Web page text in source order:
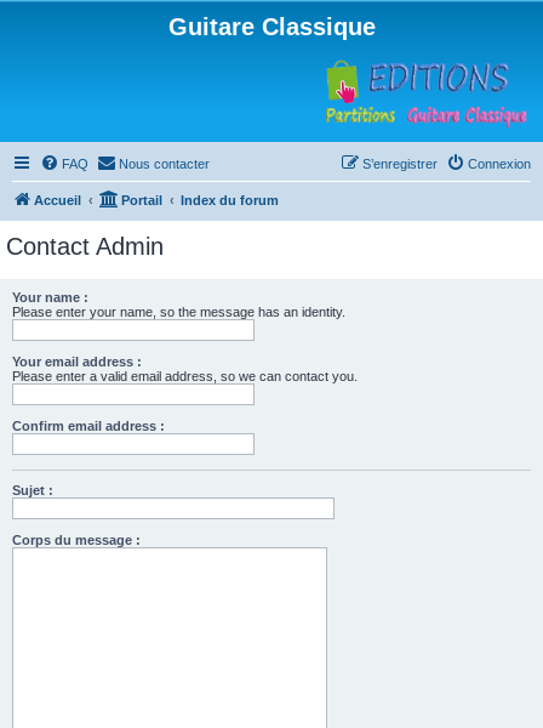
Guitare Classique
FAQ Nous contacter Connexion
S’enregistrer
Accueil Portail Index du forum
Contact Admin
Your name :
Please enter your name, so the message has an identity.
Your email address :
Please enter a valid email address, so we can contact you.
Confirm email address :
Sujet :
Corps du message :